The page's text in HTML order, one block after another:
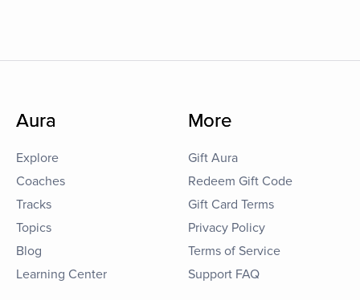
Aura
Explore
Coaches
Tracks
Topics
Blog
Learning Center
More
Gift Aura
Redeem Gift Code
Gift Card Terms
Privacy Policy
Terms of Service
Support FAQ